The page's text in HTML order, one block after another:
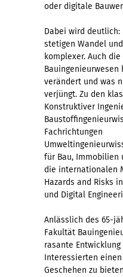
oder digitale
Dabei wird deutlich:
stetigen Wandel
komplexer. Auch
Bauingenieurwesen
verändert und was
verjüngt. Zu den
Konstruktiver
Fachrichtungen
für Bau, Immobilien
die internationalen
Hazards and Risks
und Digital
Anlässlich des 65-
Fakultät
rasante
Interessierten
Geschehen zu